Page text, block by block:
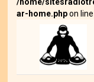
ar-home.phpon line